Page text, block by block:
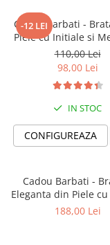
Alege o brățară
viața ta, fie că o
-12 LEI
Cadou Barbati -
Piele cu Initiale si
Iubesc'
110,00 Lei
98,00 Lei
IN STOC
CONFIGUREAZA
Cadou Barbati -
Eleganta din Piele
din Argint188,00 Lei